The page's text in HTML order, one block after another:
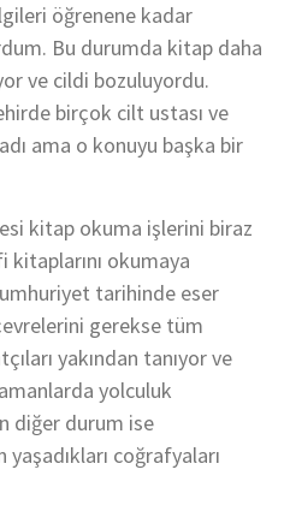
öğrenene kadar
Bu durumda kitap daha
ve cildi bozuluyordu.
birçok cilt ustası ve
ama o konuyu başka bir
kitap okuma işlerini biraz
okumaya
tarihinde eser
gerekse tüm
yakından tanıyor ve
yolculuk
diğer durum ise
coğrafyaları